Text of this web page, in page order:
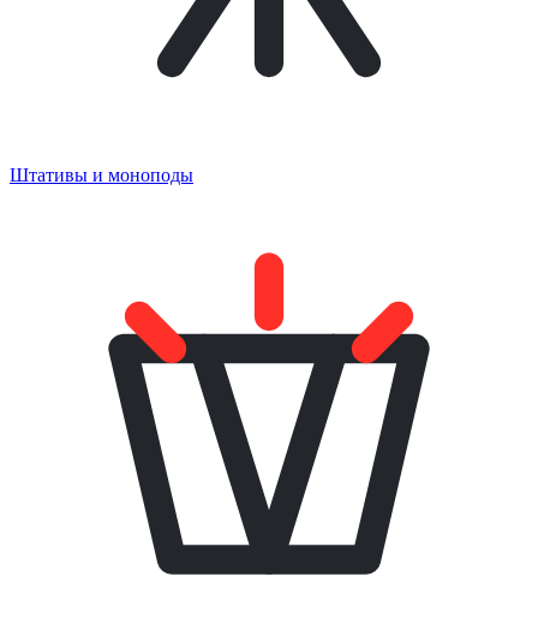
Штативы и моноподы